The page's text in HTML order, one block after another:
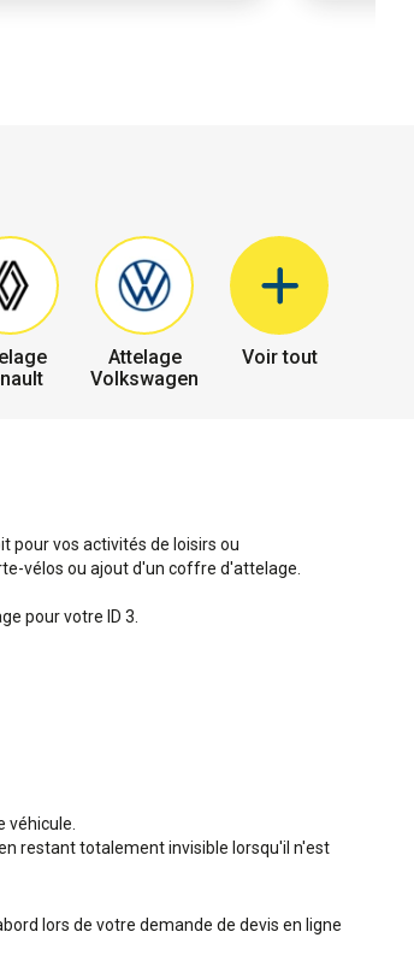
Attelage
Volkswagen
Voir tout
pour vos activités de loisirs ou
vélos ou ajout d'un coffre d'attelage.
pour votre ID 3.
véhicule.
restant totalement invisible lorsqu'il n'est
lors de votre demande de devis en ligne